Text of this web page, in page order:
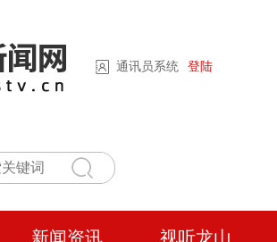
通讯员系统 登陆
新闻资讯 视听龙山